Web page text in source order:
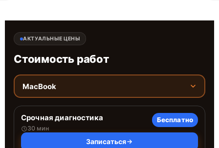
АКТУАЛЬНЫЕ ЦЕНЫ
Стоимость работ
MacBook
Срочная диагностика
30 мин
Бесплатно
Записаться